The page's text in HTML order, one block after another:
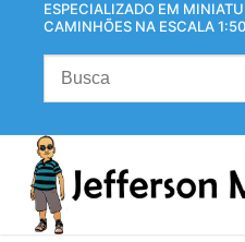
ESPECIALIZADO EM
CAMINHÕES NA ESCALA 1:50